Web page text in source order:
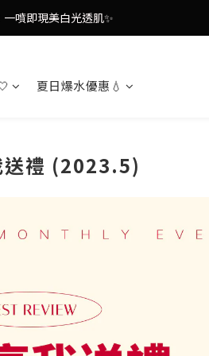
容儀🌸護膚效果UP！
容儀🌸護膚效果UP！
夏日爆水優惠💧
送禮 (2023.5)